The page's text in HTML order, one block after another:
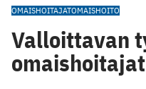
OMAISHOITAJATOMAISHOITO
Valloittavan
omaishoitajat